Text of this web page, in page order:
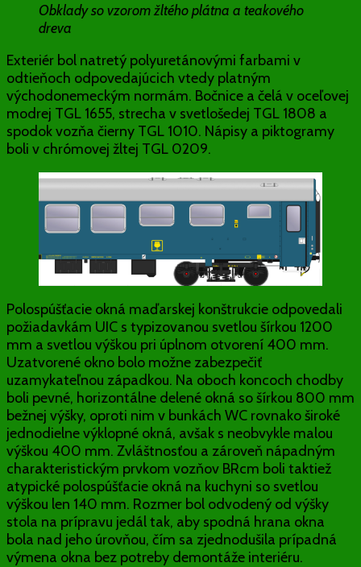
Obklady so vzorom žltého plátna a teakového
dreva
Exteriér bol natretý polyuretánovými farbami v
odtieňoch odpovedajúcich vtedy platným
východonemeckým normám. Bočnice a čelá v oceľovej
modrej TGL 1655, strecha v svetlošedej TGL 1808 a
spodok vozňa čierny TGL 1010. Nápisy a piktogramy
boli v chrómovej žltej TGL 0209.
Polospúšťacie okná maďarskej konštrukcie odpovedali
požiadavkám UIC s typizovanou svetlou šírkou 1200
mm a svetlou výškou pri úplnom otvorení 400 mm.
Uzatvorené okno bolo možne zabezpečiť
uzamykateľnou západkou. Na oboch koncoch chodby
boli pevné, horizontálne delené okná so šírkou 800 mm
bežnej výšky, oproti nim v bunkách WC rovnako široké
jednodielne výklopné okná, avšak s neobvykle malou
výškou 400 mm. Zvláštnosťou a zároveň nápadným
charakteristickým prvkom vozňov BRcm boli taktiež
atypické polospúšťacie okná na kuchyni so svetlou
výškou len 140 mm. Rozmer bol odvodený od výšky
stola na prípravu jedál tak, aby spodná hrana okna
bola nad jeho úrovňou, čím sa zjednodušila prípadná
výmena okna bez potreby demontáže interiéru.